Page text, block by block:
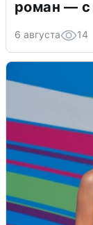
роман —
6 августа 14